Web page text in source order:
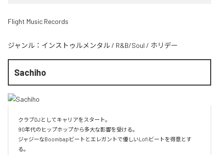
Flight Music Records
ジャンル： インストゥルメンタル / R&B/Soul / ホリデー
Sachiho
クラブDJとしてキャリアをスタート。
90年代のヒップホップから多大な影響を受ける。
ジャジーなBoombapビートとエレガントで優しいLofiビートを得意とす
る。